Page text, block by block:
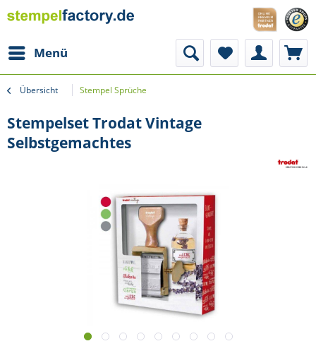
Menü
Übersicht Stempel Sprüche
Stempelset Trodat Vintage
Selbstgemachtes